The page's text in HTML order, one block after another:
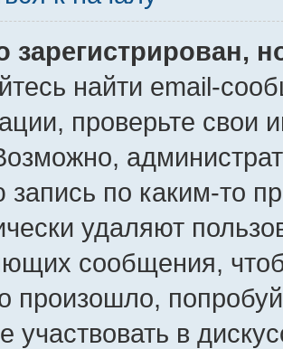
зарегистрирован,
найти email-
проверьте свои
запись по каким-то
удаляют
сообщения,
произошло,
участвовать в